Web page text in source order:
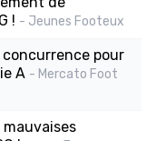
! - Jeunes Footeux
pour
A - Mercato Foot
mauvaises